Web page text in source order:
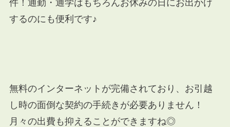
件！通勤・通学はもちろんお休みの日にお出かけ
するのにも便利です♪
無料のインターネットが完備されており、お引越
し時の面倒な契約の手続きが必要ありません！
月々の出費も抑えることができますね◎